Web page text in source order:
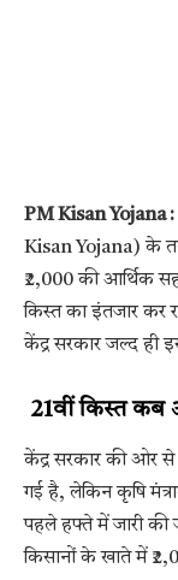
PM Kisan Yojana :
Kisan Yojana) के
₹2,000 की आर्थिक
किस्त का इंतजार कर
केंद्र सरकार जल्द ही
21वीं किस्त कब
केंद्र सरकार की ओर से
गई है, लेकिन कृषि
पहले हफ्ते में जारी की
किसानों के खाते में